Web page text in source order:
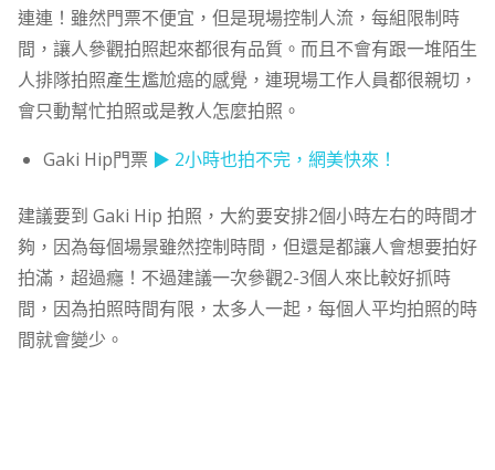
連連！雖然門票不便宜，但是現場控制人流，每組限制時
間，讓人參觀拍照起來都很有品質。而且不會有跟一堆陌生
人排隊拍照產生尷尬癌的感覺，連現場工作人員都很親切，
會只動幫忙拍照或是教人怎麼拍照。
Gaki Hip門票 ▶ 2小時也拍不完，網美快來！
建議要到 Gaki Hip 拍照，大約要安排2個小時左右的時間才
夠，因為每個場景雖然控制時間，但還是都讓人會想要拍好
拍滿，超過癮！不過建議一次參觀2-3個人來比較好抓時
間，因為拍照時間有限，太多人一起，每個人平均拍照的時
間就會變少。